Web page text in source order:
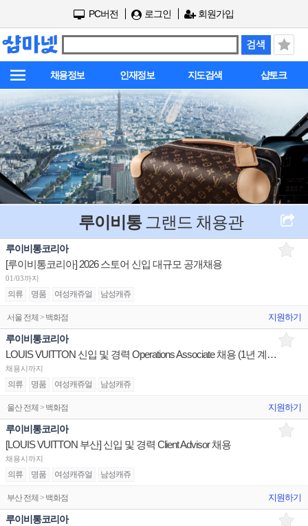
PC버전 로그인 회원가입
채용정보 인재정보 지도검색 샵토크
루이비통그랜드 채용관
루이비통코리아
[루이비통코리아] 2026 스토어 신입 대규모 공개채용
01/03까지
의류 명품 여성캐쥬얼 남성캐쥬
서울 전체 > 백화점 지원하기
루이비통코리아
LOUIS VUITTON 신입 및 경력 Operations Associate 채용 (1년 계약직)
채용시까지
의류 명품 여성캐쥬얼 남성캐쥬
울산 전체 > 백화점 지원하기
루이비통코리아
[LOUIS VUITTON 부산] 신입 및 경력 Client Advisor 채용
채용시까지
의류 명품 여성캐쥬얼 남성캐쥬
부산 전체 > 백화점 지원하기
루이비통코리아